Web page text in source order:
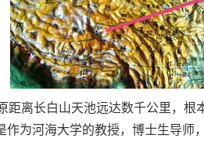
离长白山天池远达数千公里，根
作为河海大学的教授，博士生导